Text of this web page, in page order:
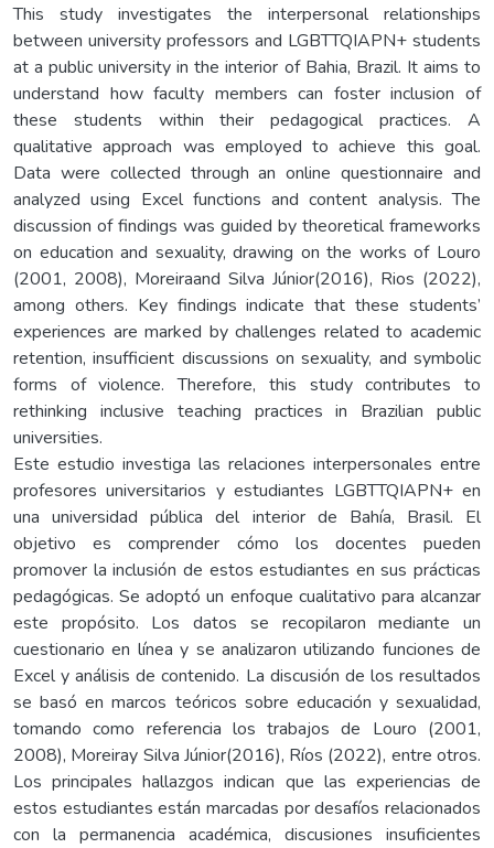
This study investigates the interpersonal relationships
between university professors and LGBTTQIAPN+ students
at a public university in the interior of Bahia, Brazil. It aims to
understand how faculty members can foster inclusion of
these students within their pedagogical practices. A
qualitative approach was employed to achieve this goal.
Data were collected through an online questionnaire and
analyzed using Excel functions and content analysis. The
discussion of findings was guided by theoretical frameworks
on education and sexuality, drawing on the works of Louro
(2001, 2008), Moreiraand Silva Júnior(2016), Rios (2022),
among others. Key findings indicate that these students’
experiences are marked by challenges related to academic
retention, insufficient discussions on sexuality, and symbolic
forms of violence. Therefore, this study contributes to
rethinking inclusive teaching practices in Brazilian public
universities.
Este estudio investiga las relaciones interpersonales entre
profesores universitarios y estudiantes LGBTTQIAPN+ en
una universidad pública del interior de Bahía, Brasil. El
objetivo es comprender cómo los docentes pueden
promover la inclusión de estos estudiantes en sus prácticas
pedagógicas. Se adoptó un enfoque cualitativo para alcanzar
este propósito. Los datos se recopilaron mediante un
cuestionario en línea y se analizaron utilizando funciones de
Excel y análisis de contenido. La discusión de los resultados
se basó en marcos teóricos sobre educación y sexualidad,
tomando como referencia los trabajos de Louro (2001,
2008), Moreiray Silva Júnior(2016), Ríos (2022), entre otros.
Los principales hallazgos indican que las experiencias de
estos estudiantes están marcadas por desafíos relacionados
con la permanencia académica, discusiones insuficientes